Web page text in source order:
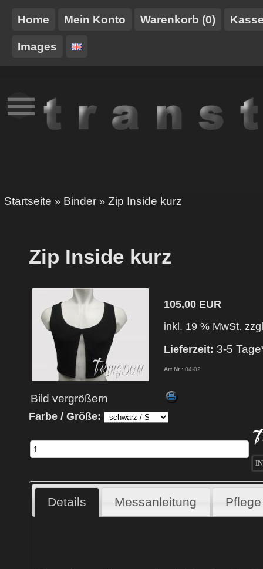
Home Mein Konto Warenkorb (0)
Images
NEUES
TT-
TRANSTOY
GURTE/HARNESSE
Startseite » Binder » Zip Inside kurz
Zip Inside kurz
Bild vergrößern
105,00 EUR
inkl. 19 % MwSt.
Lieferzeit: 3-5
Art.Nr.: 04-02
Farbe / Größe:
Details Messanleitung Pflege